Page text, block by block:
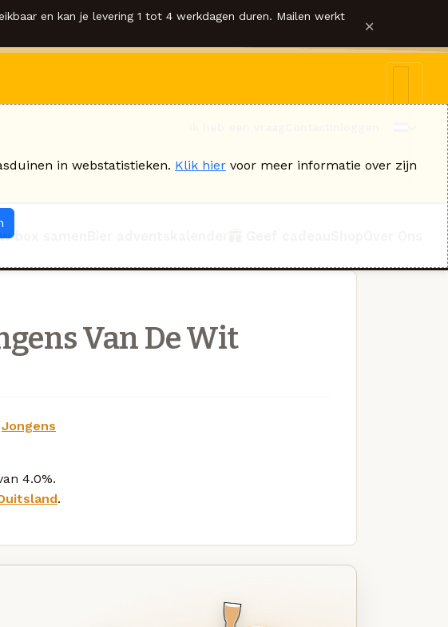
en kan je levering 1 tot 4 werkdagen duren. Mailen werkt ×
box samen
Van De Wit
Jongens
4.0%.
.
in webstatistieken. Klik hier voor meer informatie over zijn